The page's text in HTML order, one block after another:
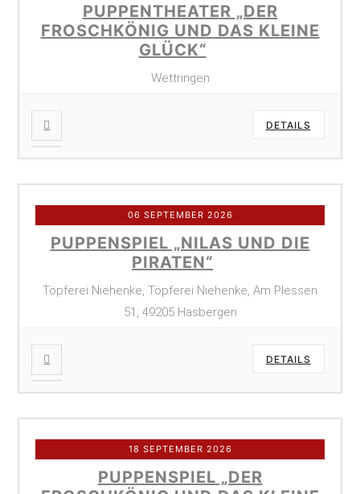
PUPPENTHEATER „DER
FROSCHKÖNIG UND DAS KLEINE
GLÜCK“
Wettringen
DETAILS
06 SEPTEMBER 2026
PUPPENSPIEL „NILAS UND DIE
PIRATEN“
Töpferei Niehenke, Töpferei Niehenke, Am Plessen
51, 49205 Hasbergen
DETAILS
18 SEPTEMBER 2026
PUPPENSPIEL „DER